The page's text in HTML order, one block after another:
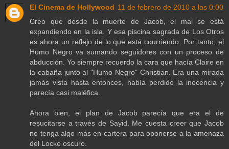
El Cinema de Hollywood 11 de febrero de 2010 a las 0:00
Creo que desde la muerte de Jacob, el mal se está
expandiendo en la isla. Y esa piscina sagrada de Los Otros
es ahora un reflejo de lo que está courriendo. Por tanto, el
Humo Negro va sumando seguidores con un proceso de
abducción. Yo siempre recuerdo la cara que hacía Claire en
la cabaña junto al "Humo Negro" Christian. Era una mirada
jamás vista hasta entonces, había perdido la inocencia y
parecía casi maléfica.
Ahora bien, el plan de Jacob parecía que era el de
resucitarse a través de Sayid. Me cuesta creer que Jacob
no tenga algo más en cartera para oponerse a la amenaza
del Locke oscuro.